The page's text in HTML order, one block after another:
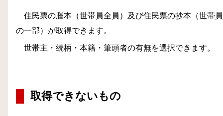
住民票の謄本（世帯員全員）及び住民票の抄本（世帯員
の一部）が取得できます。
世帯主・続柄・本籍・筆頭者の有無を選択できます。
取得できないもの